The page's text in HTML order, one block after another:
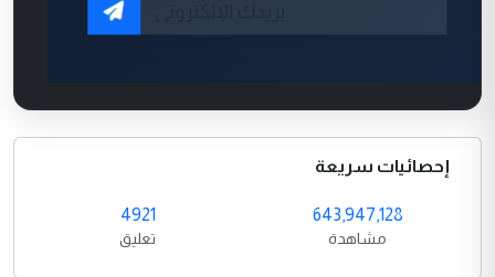
إحصائيات سريعة
643,947,128
مشاهدة
4921
تعليق